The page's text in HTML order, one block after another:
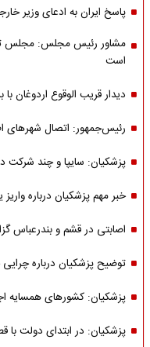
پاسخ ایران به ادعای وزیر
مشاور رئیس مجلس: مجلس
است
دیدار قریب الوقوع اردوغان
رئیس‌جمهور: اتصال شهرهای
پزشکیان: سایپا و چند شرکت
خبر مهم پزشکیان درباره
اصابتی در قشم و بندرعباس گزارش
توضیح پزشکیان درباره
پزشکیان: کشورهای همسایه
پزشکیان: در ابتدای دولت با